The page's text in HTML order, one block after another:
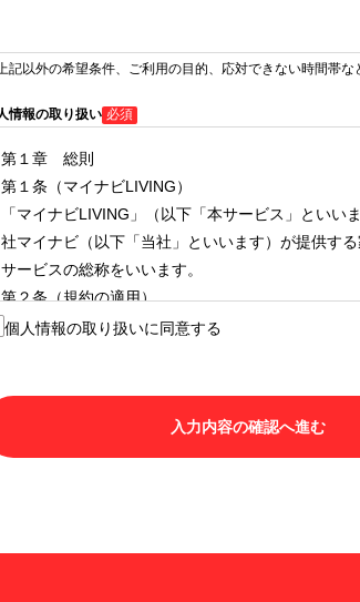
記以外の希望条件、ご利用の目的、応対できない時間帯な
情報の取り扱い 必須
第１章 総則
第１条（マイナビLIVING）
「マイナビLIVING」（以下「本サービス」といい
社マイナビ（以下「当社」といいます）が提供す
サービスの総称をいいます。
第２条（規約の適用）
１.本サービスを利用する者（以下「利用者」とい
をもってのみ認められるものとし、不承諾の場合に
利用することはできません。
個人情報の取り扱いに同意する
入力内容の確認へ進む